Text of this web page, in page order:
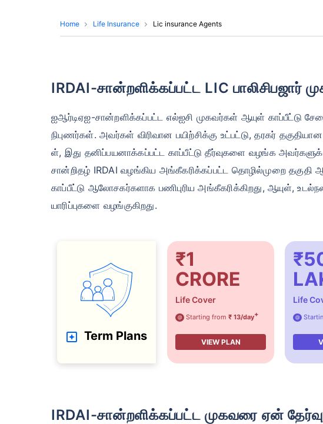
Home Life Insurance Lic insurance Agents
IRDAI-சான்றளிக்கப்பட்ட LIC பாலிசிபஜார்
ஐஆர்டிஏஐ-சான்றளிக்கப்பட்ட எல்ஐசி முகவர்கள் ஆயுள் காப்பீட்டு
நிபுணர்கள். அவர்கள் விரிவான பயிற்சிக்கு உட்பட்டு, தரகர்
ள், இது தனிப்பயனாக்கப்பட்ட காப்பீட்டு தீர்வுகளை வழங்க
சான்றிதழ் IRDAI வழங்கிய அங்கீகரிக்கப்பட்ட தொழில்முறை தகுதி
காப்பீட்டு ஆலோசகர்களாக பணிபுரிய அங்கீகரிக்கிறது, ஆயுள்,
யாரிப்புகளை வழங்குகிறது.
Term Plans
₹1
CRORE
Life Cover
@ Starting from ₹ 13/day+
VIEW PLAN
Life
@
IRDAI-சான்றளிக்கப்பட்ட முகவரை ஏன்